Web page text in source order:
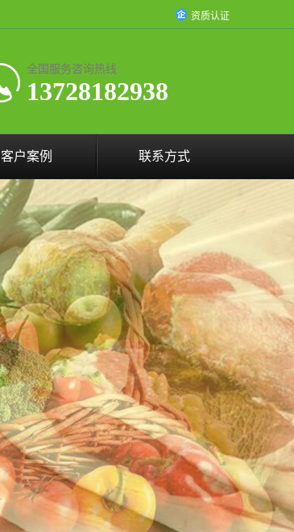
资质认证
全国服务咨询热线:
13728182938
客户案例 联系方式